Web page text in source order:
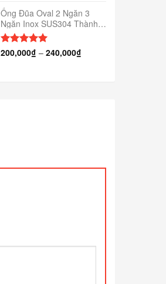
5 sao
Ống Đũa Oval 2 Ngăn 3
Ngăn Inox SUS304 Thành
Tuấn TT-017
Được xếp
200,000₫ – 240,000₫